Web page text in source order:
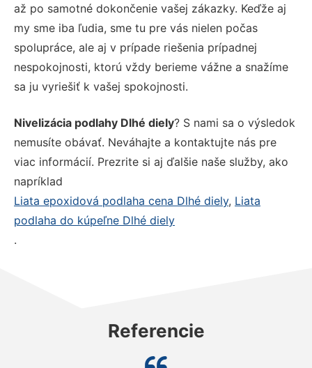
až po samotné dokončenie vašej zákazky. Keďže aj
my sme iba ľudia, sme tu pre vás nielen počas
spolupráce, ale aj v prípade riešenia prípadnej
nespokojnosti, ktorú vždy berieme vážne a snažíme
sa ju vyriešiť k vašej spokojnosti.
Nivelizácia podlahy Dlhé diely? S nami sa o výsledok
nemusíte obávať. Neváhajte a kontaktujte nás pre
viac informácií. Prezrite si aj ďalšie naše služby, ako
napríklad
Liata epoxidová podlaha cena Dlhé diely, Liata
podlaha do kúpeľne Dlhé diely
.
Referencie